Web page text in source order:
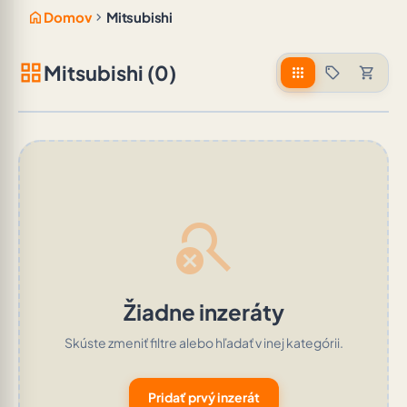
home Domov chevron_right Mitsubishi
grid_viewMitsubishi (0) apps sell shopping_cart
search_off
Žiadne inzeráty
Skúste zmeniť filtre alebo hľadať v inej kategórii.
Pridať prvý inzerát